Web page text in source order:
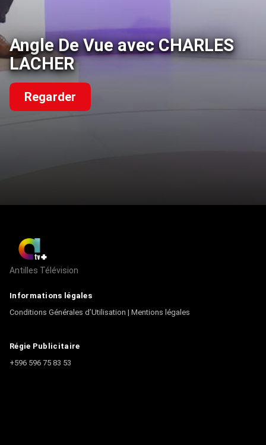
Angle De Vue avec CHARLES
LACHER
Regarder
Antilles Télévision
Informations légales
Conditions Générales d’Utilisation | Mentions légales
Régie Publicitaire
+596 596 75 83 53